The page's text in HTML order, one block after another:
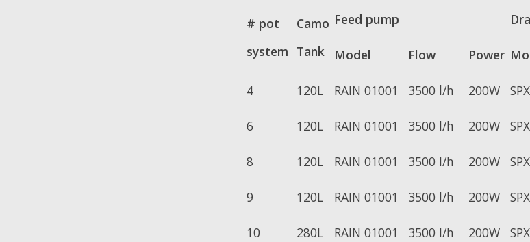
# pot
system
Camo
Tank
Feed pump
Model Flow Power
4 120L RAIN 01001 3500 l/h 200W
6 120L RAIN 01001 3500 l/h 200W
8 120L RAIN 01001 3500 l/h 200W
9 120L RAIN 01001 3500 l/h 200W
10 280L RAIN 01001 3500 l/h 200W